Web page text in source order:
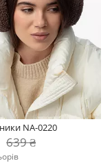
NA-0220
639 ₴